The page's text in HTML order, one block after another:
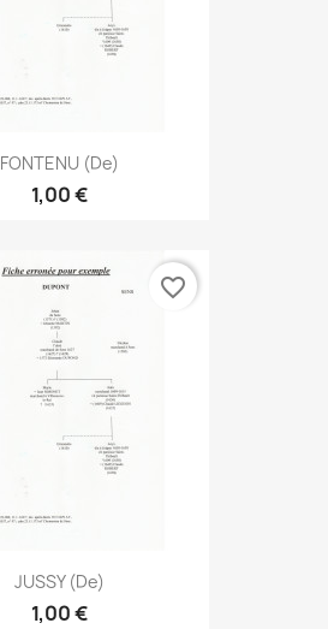
FONTENU (de)
1,00 €
JUSSY (de)
1,00 €
favorite_border